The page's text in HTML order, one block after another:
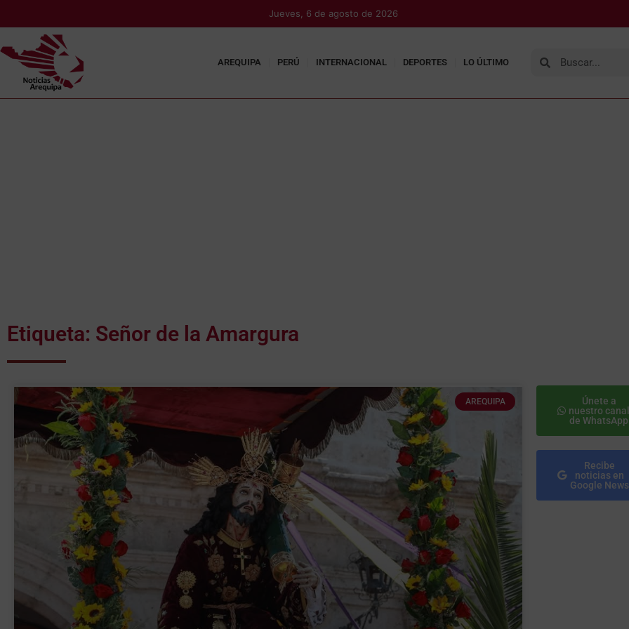
Jueves, 6 de agosto de 2026
AREQUIPA PERÚ INTERNACIONAL DEPORTES LO ÚLTIMO
Etiqueta: Señor de la Amargura
AREQUIPA
Únete a
nuestro canal
de WhatsApp
Recibe
noticias en
Google News